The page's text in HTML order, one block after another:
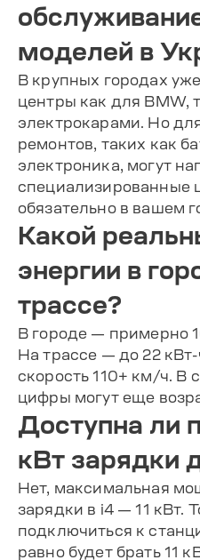
моделей в
В крупных городах
центры как для BMW,
электрокарами. Но
ремонтов, таких как
электроника, могут
специализированные
обязательно в вашем
Какой
энергии в
трассе?
В городе — примерно
На трассе — до 22
скорость 110+ км/ч. В
цифры могут еще
Доступна ли
кВт зарядки
Нет, максимальная
зарядки в i4 — 11 кВт.
подключиться к
равно будет брать 11